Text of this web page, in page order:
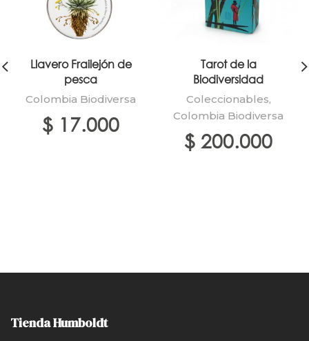
Llavero Frailejón de
pesca
Colombia Biodiversa
$ 17.000
Tarot de la
Biodiversidad
Coleccionables,
Colombia Biodiversa
$ 200.000
Tienda Humboldt